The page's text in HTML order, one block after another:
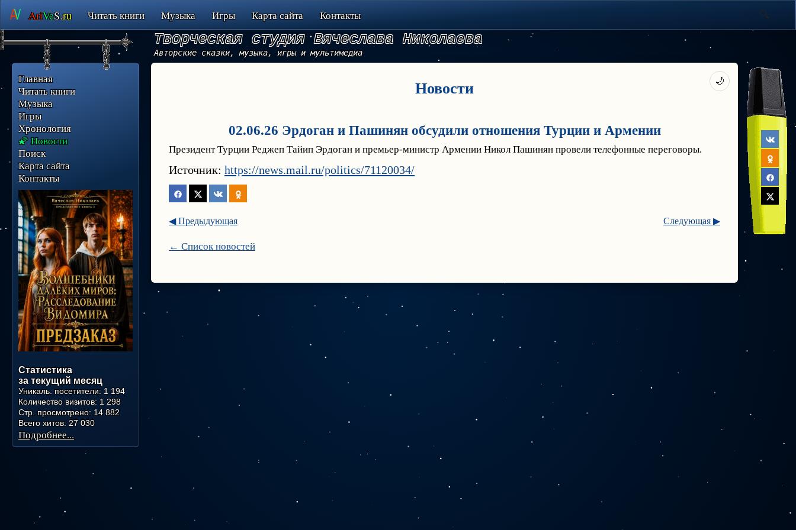
Творческая студия Вячеслава Николаева
Авторские сказки, музыка, игры и мультимедиа
AriVeS.ru Читать книги Музыка Игры Карта сайта Контакты
Новости
02.06.26 Эрдоган и Пашинян обсудили отношения Турции и Армении
Президент Турции Реджеп Тайип Эрдоган и премьер-министр Армении Никол Пашинян провели телефонные переговоры.
Источник: https://news.mail.ru/politics/71120034/
Следующая ▶
◀ Предыдующая
← Список новостей
🌙
Главная
Читать книги
Музыка
Игры
Хронология
🌠 Новости
Поиск
Карта сайта
Контакты
Статистика
за текущий месяц
Уникаль. посетители: 1 194
Количество визитов: 1 298
Стр. просмотрено: 14 882
Всего хитов: 27 030
Подробнее...